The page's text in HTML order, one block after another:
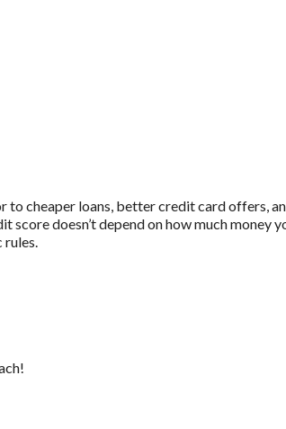
to cheaper loans, better credit card offers,
doesn’t depend on how much money